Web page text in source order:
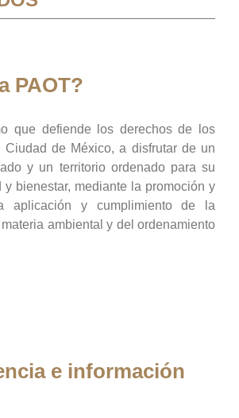
PAOT?
que defiende los derechos de los
Ciudad de México, a disfrutar de un
y un territorio ordenado para su
y bienestar, mediante la promoción y
aplicación y cumplimiento de la
ambiental y del ordenamiento
e información